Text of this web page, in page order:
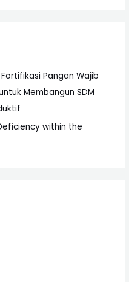
Pangan Wajib
Membangun SDM
within the